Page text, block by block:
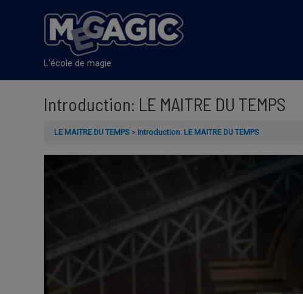
L'école de magie
Introduction: LE MAITRE DU TEMPS
LE MAITRE DU TEMPS Introduction: LE MAITRE DU TEMPS